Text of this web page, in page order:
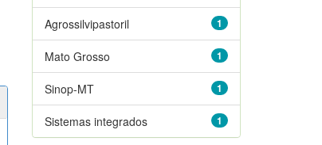
1
Agrossilvipastoril
1
Mato Grosso
1
Sinop-MT
1
Sistemas integrados